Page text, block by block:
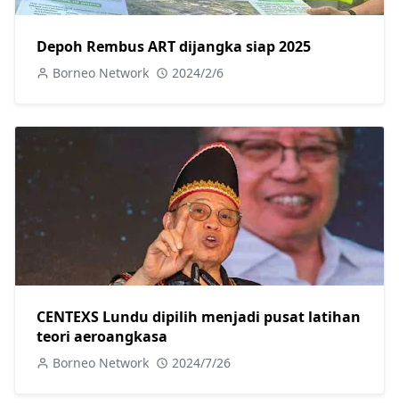
Depoh Rembus ART dijangka siap 2025
Borneo Network 2024/2/6
CENTEXS Lundu dipilih menjadi pusat latihan
teori aeroangkasa
Borneo Network 2024/7/26